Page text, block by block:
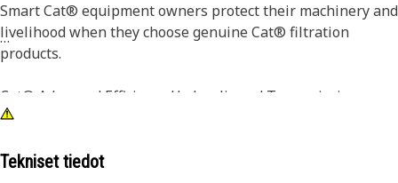
Smart Cat® equipment owners protect their machinery and
livelihood when they choose genuine Cat® filtration
products.
Cat® Advanced Efficiency Hydraulic and Transmission
Filters provide increased contamination control without
media, our filters offer higher efficiency, improved capacity
Tekniset tiedot